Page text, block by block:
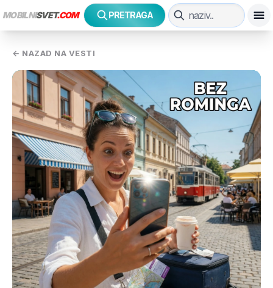
MOBILNISVET.COM PRETRAGA
← NAZAD NA VESTI